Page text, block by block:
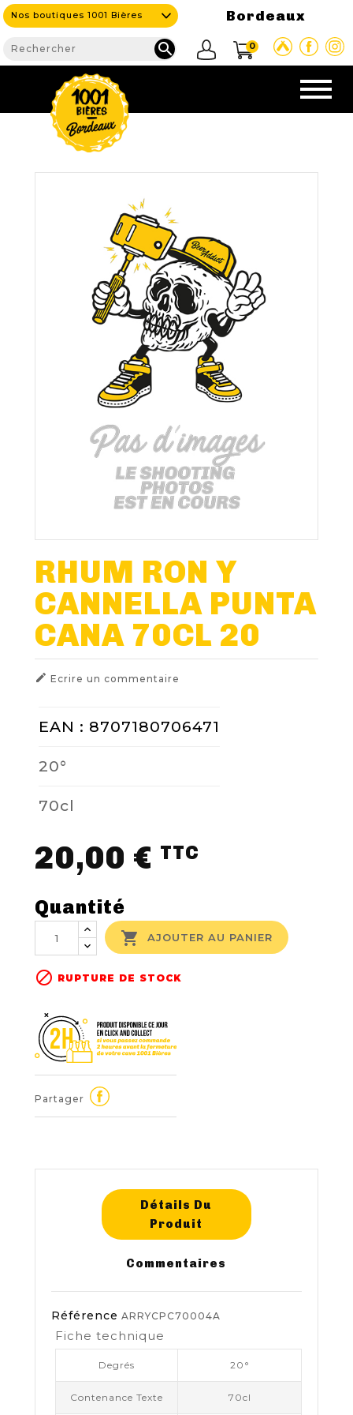
Nos boutiques 1001 Bières Bordeaux
 0

NOS PRODUITS
Nouveautés
Nos Bières
Nos Fûts De Bière
Nos Spiritueux
Nos Boxes
Nos Paniers
Paniers Cadeaux À Composer
FIDÉLITÉ
BLOG
RHUM RON Y
CANNELLA PUNTA
CANA 70CL 20
 Ecrire un commentaire
EAN : 8707180706471
20°
70cl
20,00 € TTC
Quantité
 AJOUTER AU PANIER
 RUPTURE DE STOCK
Partager
Détails Du
Produit
Commentaires
Référence ARRYCPC70004A
Fiche technique
Degrés 20°
Contenance Texte 70cl